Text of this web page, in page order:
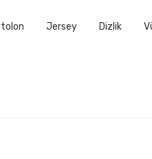
Jersey Dizlik